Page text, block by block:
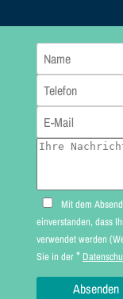
Mit dem
einverstanden, dass Ihre Daten zur Bearbeitung Ihres Anliegens
verwendet werden (Weitere Informationen und
Sie in der*